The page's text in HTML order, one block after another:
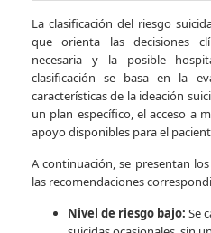
La clasificación del riesgo
que orienta las decisiones
necesaria y la posible
clasificación se basa en la
características de la ideación
un plan específico, el acceso a
apoyo disponibles para el
A continuación, se presentan
las recomendaciones
Nivel de riesgo bajo: Se